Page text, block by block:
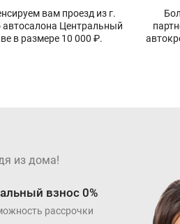
вам проезд из г.
автосалона Центральный
в размере 10 000 ₽.
из дома!
взнос 0%
рассрочки